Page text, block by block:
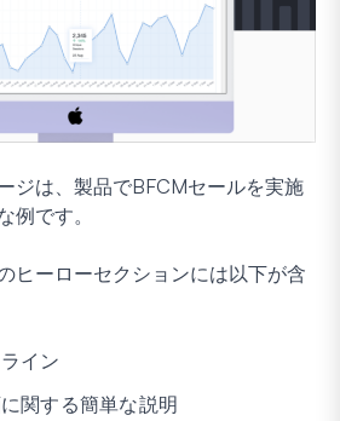
ジは、製品でBFCMセールを実施
例です。
ヒーローセクションには以下が含
イン
関する簡単な説明